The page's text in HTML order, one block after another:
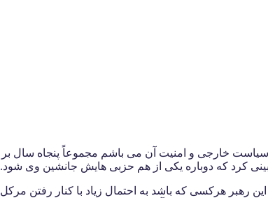
رهبر هرکسی که باشد به احتمال زیاد با کنار رفتن